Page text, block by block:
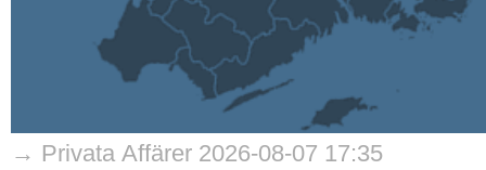
→ Privata Affärer 2026-08-07 17:35